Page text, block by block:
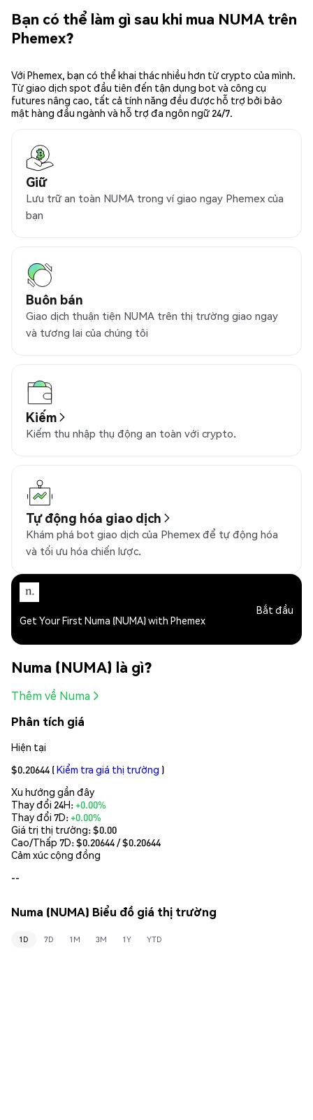
Bạn có thể làm gì sau khi mua NUMA trên
Phemex?
Với Phemex, bạn có thể khai thác nhiều hơn từ crypto của mình.
Từ giao dịch spot đầu tiên đến tận dụng bot và công cụ
futures nâng cao, tất cả tính năng đều được hỗ trợ bởi bảo
mật hàng đầu ngành và hỗ trợ đa ngôn ngữ 24/7.
Giữ
Lưu trữ an toàn NUMA trong ví giao ngay Phemex của
bạn
Buôn bán
Giao dịch thuận tiện NUMA trên thị trường giao ngay
và tương lai của chúng tôi
Kiếm
Kiếm thu nhập thụ động an toàn với crypto.
Tự động hóa giao dịch
Khám phá bot giao dịch của Phemex để tự động hóa
và tối ưu hóa chiến lược.
Get Your First Numa (NUMA) with Phemex
Bắt đầu
Numa (NUMA) là gì?
Thêm về Numa
Phân tích giá
Hiện tại
$0.20644 (Kiểm tra giá thị trường )
Xu hướng gần đây
Thay đổi 24H:+0.00%
Thay đổi 7D:+0.00%
Giá trị thị trường:$0.00
Cao/Thấp 7D: $0.20644/ $0.20644
Cảm xúc cộng đồng
--
Numa (NUMA) Biểu đồ giá thị trường
1D 7D 1M 3M 1Y YTD